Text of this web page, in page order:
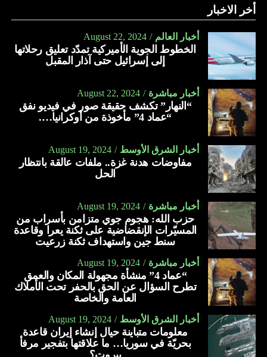
أخر الاخبار
أخبار العالم August 22, 2024
الخطوط الجوية الأميركية تمدّد تعليق رحلاتها
إلى إسرائيل حتى آذار المقبل
أخبار مباشرة August 22, 2024
“النهار” تكشف حقيقة صور في فيديو نفق
“عماد 4” مأخوذة من أوكرانيا….
أخبار الشرق الأوسط August 19, 2024
مفاوضات هدنة غزة.. ملفات عالقة بانتظار
الحل
أخبار مباشرة August 19, 2024
حزب الله: هجوم جوي متزامن بأسراب من
المسيّرات الإنقضاضية على ثكنة يعرا وقاعدة
سنط جين واستهداف ثكنة زرعيت
أخبار مباشرة August 19, 2024
“عماد 4” منشأة مجهولة المكان والعمق
تطرح السؤال عن الحق بالحفر تحت الأملاك
العامة والخاصة
أخبار الشرق الأوسط August 19, 2024
معلومات متباينة حيال إنشاء إيران قاعدة
بحريّة في سوريا… ما علاقتها بتفجير مرفأ